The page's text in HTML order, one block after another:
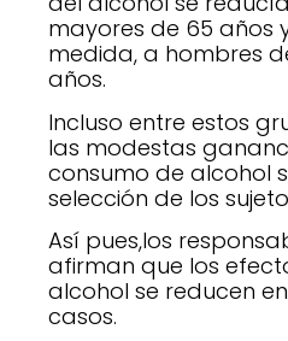
mayores de 65 años
medida, a hombres
años.
Incluso entre estos
las modestas
consumo de alcohol
selección de los
Así pues,los
afirman que los
alcohol se reducen
casos.